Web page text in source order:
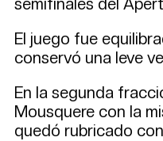
semifinales del
El juego fue
conservó una leve
En la segunda
Mousquere con la
quedó rubricado